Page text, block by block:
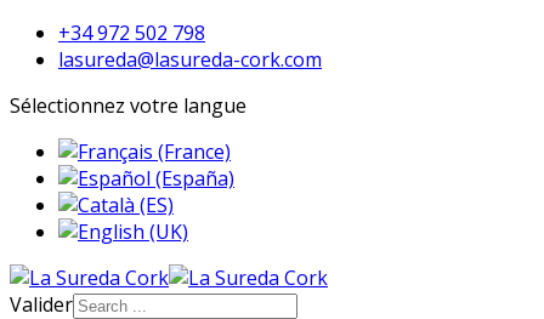
+34 972 502 798
lasureda@lasureda-cork.com
Sélectionnez votre langue
Valider